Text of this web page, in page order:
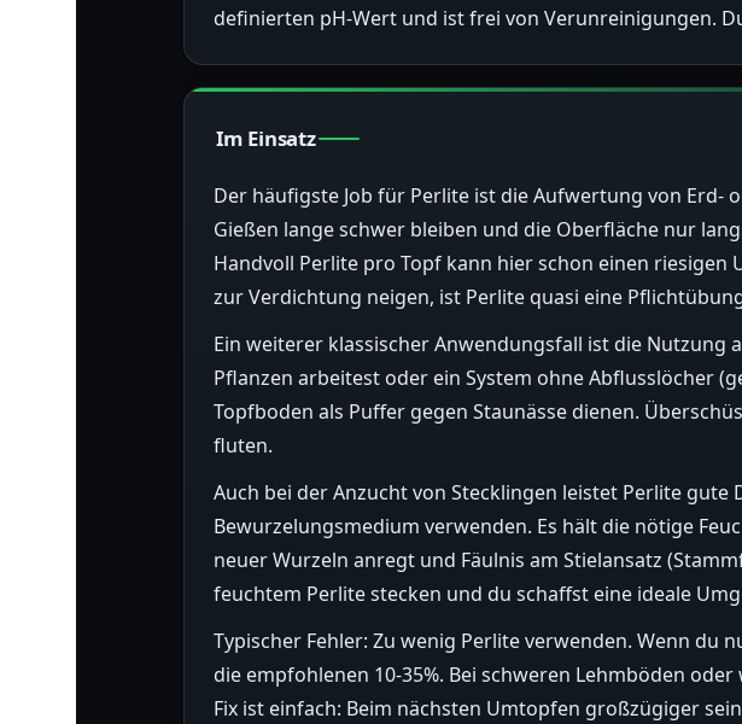
definierten pH-Wert und ist frei von Verunreinigungen.
Im Einsatz
Der häufigste Job für Perlite ist die Aufwertung von Erd-
Gießen lange schwer bleiben und die Oberfläche nur
Handvoll Perlite pro Topf kann hier schon einen
zur Verdichtung neigen, ist Perlite quasi eine
Ein weiterer klassischer Anwendungsfall ist die Nutzung
Pflanzen arbeitest oder ein System ohne Abflusslöcher
Topfboden als Puffer gegen Staunässe dienen.
fluten.
Auch bei der Anzucht von Stecklingen leistet Perlite
Bewurzelungsmedium verwenden. Es hält die nötige
neuer Wurzeln anregt und Fäulnis am Stielansatz
feuchtem Perlite stecken und du schaffst eine ideale
Typischer Fehler: Zu wenig Perlite verwenden. Wenn du
die empfohlenen 10-35%. Bei schweren Lehmböden
Fix ist einfach: Beim nächsten Umtopfen großzügiger